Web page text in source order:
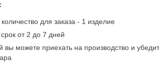
для заказа - 1 изделие
от 2 до 7 дней
вы можете приехать на производство и